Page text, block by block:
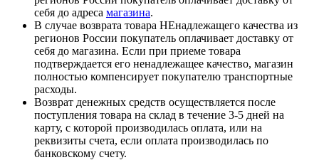
себя до адреса магазина.
В случае возврата товара НЕнадлежащего качества из
регионов России покупатель оплачивает доставку от
себя до магазина. Если при приеме товара
подтверждается его ненадлежащее качество, магазин
полностью компенсирует покупателю транспортные
расходы.
Возврат денежных средств осуществляется после
поступления товара на склад в течение 3-5 дней на
карту, с которой производилась оплата, или на
реквизиты счета, если оплата производилась по
банковскому счету.